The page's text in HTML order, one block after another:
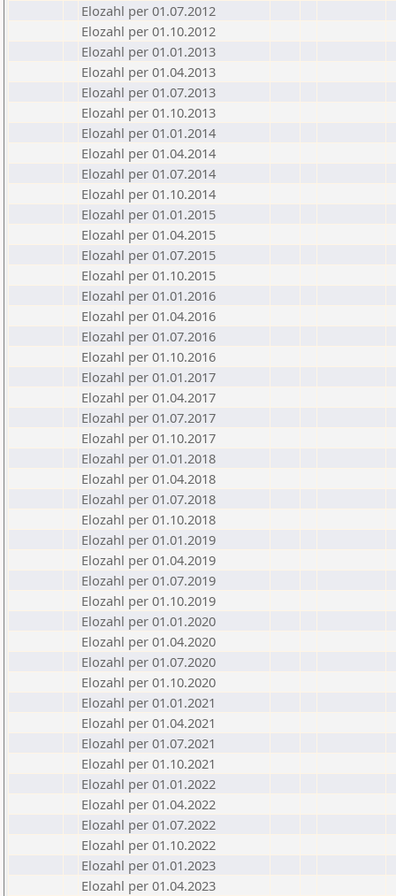
Elozahl per 01.07.2012
Elozahl per 01.10.2012
Elozahl per 01.01.2013
Elozahl per 01.04.2013
Elozahl per 01.07.2013
Elozahl per 01.10.2013
Elozahl per 01.01.2014
Elozahl per 01.04.2014
Elozahl per 01.07.2014
Elozahl per 01.10.2014
Elozahl per 01.01.2015
Elozahl per 01.04.2015
Elozahl per 01.07.2015
Elozahl per 01.10.2015
Elozahl per 01.01.2016
Elozahl per 01.04.2016
Elozahl per 01.07.2016
Elozahl per 01.10.2016
Elozahl per 01.01.2017
Elozahl per 01.04.2017
Elozahl per 01.07.2017
Elozahl per 01.10.2017
Elozahl per 01.01.2018
Elozahl per 01.04.2018
Elozahl per 01.07.2018
Elozahl per 01.10.2018
Elozahl per 01.01.2019
Elozahl per 01.04.2019
Elozahl per 01.07.2019
Elozahl per 01.10.2019
Elozahl per 01.01.2020
Elozahl per 01.04.2020
Elozahl per 01.07.2020
Elozahl per 01.10.2020
Elozahl per 01.01.2021
Elozahl per 01.04.2021
Elozahl per 01.07.2021
Elozahl per 01.10.2021
Elozahl per 01.01.2022
Elozahl per 01.04.2022
Elozahl per 01.07.2022
Elozahl per 01.10.2022
Elozahl per 01.01.2023
Elozahl per 01.04.2023